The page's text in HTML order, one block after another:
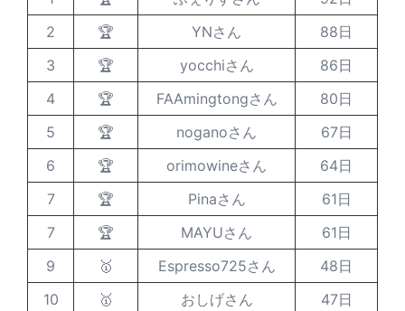
2
🏆 YNさん
88日
3
🏆 yocchiさん
86日
4
🏆 FAAmingtongさん
80日
5
🏆 noganoさん
67日
6
🏆 orimowineさん
64日
7
🏆 Pinaさん
61日
7
🏆 MAYUさん
61日
9
🥇 Espresso725さん
48日
10
🥇 おしげさん 47日